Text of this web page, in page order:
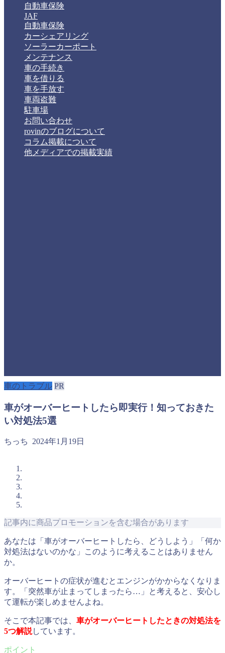
自動車保険
JAF
自動車保険
カーシェアリング
ソーラーカーポート
メンテナンス
車の手続き
車を借りる
車を手放す
車両盗難
駐車場
お問い合わせ
rovinのブログについて
コラム掲載について
他メディアでの掲載実績
車のトラブル PR
車がオーバーヒートしたら即実行！知っておきた
い対処法5選
ちっち 2024年1月19日
記事内に商品プロモーションを含む場合があります
あなたは「車がオーバーヒートしたら、どうしよう」「何か
対処法はないのかな」このように考えることはありません
か。
オーバーヒートの症状が進むとエンジンがかからなくなりま
す。「突然車が止まってしまったら…」と考えると、安心し
て運転が楽しめませんよね。
そこで本記事では、 車がオーバーヒートしたときの対処法を
5つ解説しています。